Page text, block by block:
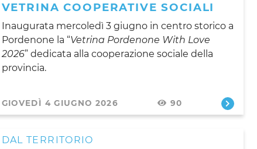
VETRINA COOPERATIVE SOCIALI
Inaugurata mercoledì 3 giugno in centro storico a
Pordenone la “Vetrina Pordenone With Love
2026” dedicata alla cooperazione sociale della
provincia.
GIOVEDÌ 4 GIUGNO 2026 90
DAL TERRITORIO